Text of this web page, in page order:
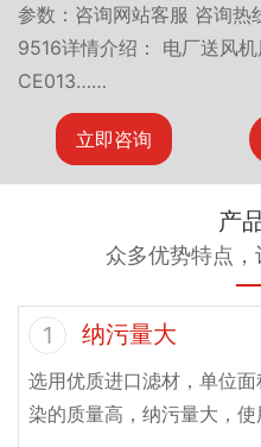
参数：咨询网站客服 咨询
9516详情介绍： 电厂送风
CE013……
立即咨询
产
众多优势特点
1 纳污量大
选用优质进口滤材，单位
染的质量高，纳污量大，使